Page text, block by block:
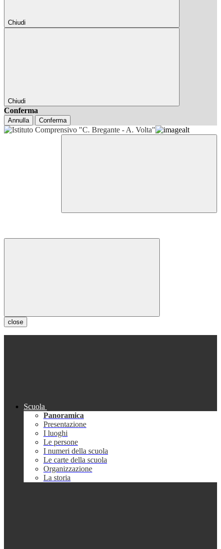
Chiudi
Chiudi
Conferma
Annulla Conferma
close
Scuola
Panoramica
Presentazione
I luoghi
Le persone
I numeri della scuola
Le carte della scuola
Organizzazione
La storia